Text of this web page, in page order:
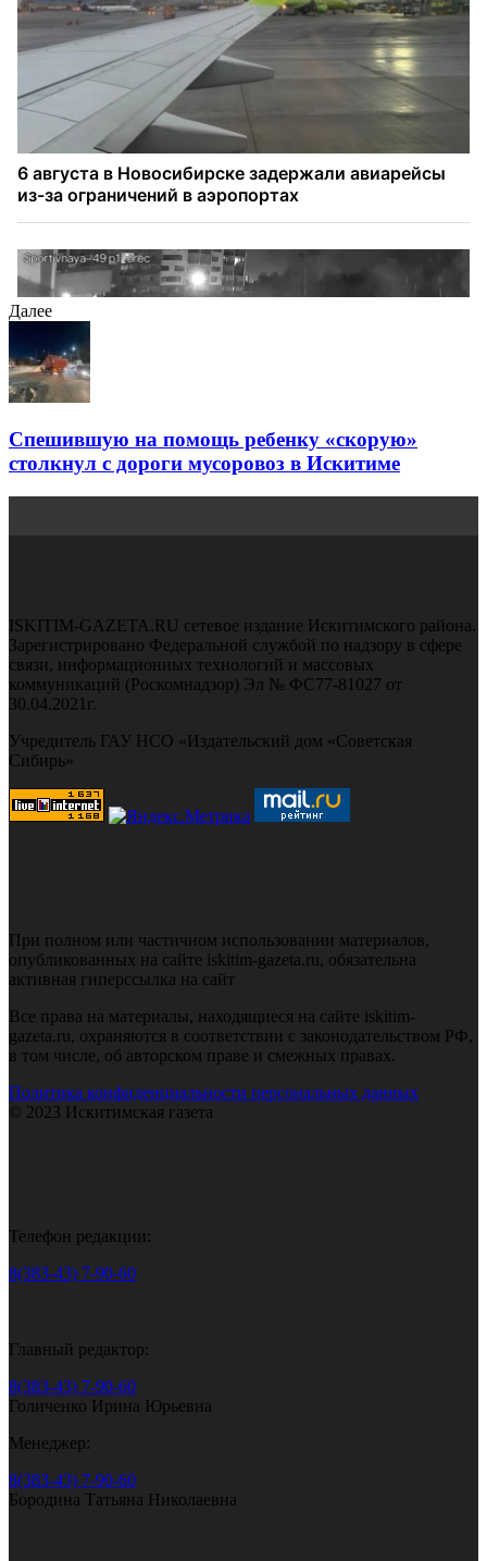
Далее
Спешившую на помощь ребенку «скорую»
столкнул с дороги мусоровоз в Искитиме
ISKITIM-GAZETA.RU сетевое издание Искитимского района.
Зарегистрировано Федеральной службой по надзору в сфере
связи, информационных технологий и массовых
коммуникаций (Роскомнадзор) Эл № ФС77-81027 от
30.04.2021г.
Учредитель ГАУ НСО «Издательский дом «Советская
Сибирь»
При полном или частичном использовании материалов,
опубликованных на сайте iskitim-gazeta.ru, обязательна
активная гиперссылка на сайт
Все права на материалы, находящиеся на сайте iskitim-
gazeta.ru, охраняются в соответствии с законодательством РФ,
в том числе, об авторском праве и смежных правах.
Политика конфиденциальности персональных данных
© 2023 Искитимская газета
Телефон редакции:
8(383-43) 7-90-60
Главный редактор:
8(383-43) 7-90-60
Голиченко Ирина Юрьевна
Менеджер:
8(383-43) 7-90-60
Бородина Татьяна Николаевна